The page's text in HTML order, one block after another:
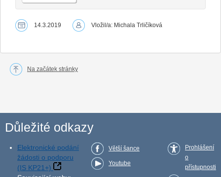
14.3.2019 Vložil/a: Michala Trličíková
Na začátek stránky
Důležité odkazy
Elektronické podání
žádosti o podporu
(IS KP21+)
Větší šance
Youtube
Prohlášení
o
přístupnosti